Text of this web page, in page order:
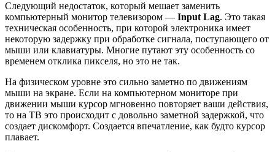
Следующий недостаток, который мешает заменить
компьютерный монитор телевизором — Input Lag. Это такая
техническая особенность, при которой электроника имеет
некоторую задержку при обработке сигнала, поступающего от
мыши или клавиатуры. Многие путают эту особенность со
временем отклика пикселя, но это не так.
На физическом уровне это сильно заметно по движениям
мыши на экране. Если на компьютерном мониторе при
движении мыши курсор мгновенно повторяет ваши действия,
то на ТВ это происходит с довольно заметной задержкой, что
создает дискомфорт. Создается впечатление, как будто курсор
плавает.